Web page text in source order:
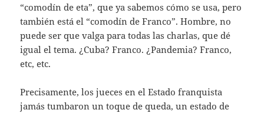
“comodín de eta”, que ya sabemos cómo se usa, pero
también está el “comodín de Franco”. Hombre, no
puede ser que valga para todas las charlas, que dé
igual el tema. ¿Cuba? Franco. ¿Pandemia? Franco,
etc, etc.
Precisamente, los jueces en el Estado franquista
jamás tumbaron un toque de queda, un estado de